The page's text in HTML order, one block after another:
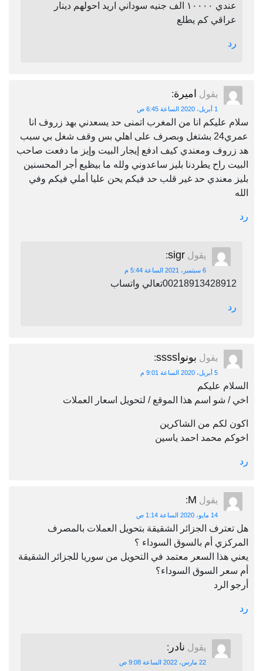
عندي ١٠٠٠٠ الف جنيه سوداني اريد احولهم دينار
عراقي كم يطلع
رد
يقول اميرة:
1 أبريل، 2020 الساعة 6:45 ص
سلام عليكم انا من المغرب اتمنى حد يسعدني بهد زروف انا
عمري24 بشتغل وبصرف على اهلي بس وقف شغل بي سبب
هد زروف ومعندي كيف ادفع إيجار البيت وإيز ما دفعت صاحب
البيت راح يطردنا بليز ساعدوني ولله ما بيظيع أجر المحسنين
بليز معندي حد غير قلب حد فيكم يحن عليا أملي فيكم وفي
الله
رد
يقول sigr
:
6 سبتمبر، 2021 الساعة 5:44 م
00218913428912تعالي واتساب
رد
يقول بونواssss :
5 أبريل، 2020 الساعة 9:01 م
السلام عليكم
اخي / شو اسم هذا الموقع / لتحويل اسعار العملات
اكون لكم من الشاكرين
اخوكم محمد احمد ياسين
رد
يقول M
:
14 مايو، 2020 الساعة 1:14 ص
هل تعترف الجزائر الشقيقة بتحويل العملات بالمصرف
المركزي أم بالسوق السوداء ؟
يعني هذا السعر معتمد في التحويل من سوريا للجزائر الشقيقة
أم سعر السوق السوداء؟
أرجو الرد
رد
يقول نادر :
22 مارس، 2022 الساعة 9:08 ص